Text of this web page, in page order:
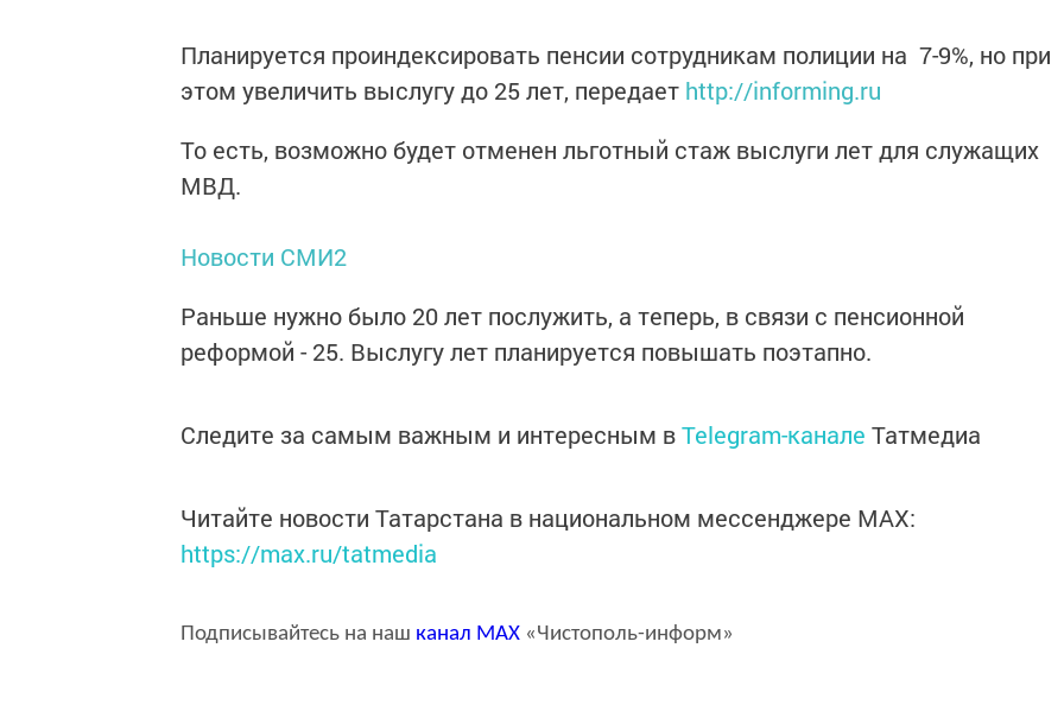
Планируется проиндексировать пенсии сотрудникам полиции на 7-9%, но при
этом увеличить выслугу до 25 лет, передает http://informing.ru
То есть, возможно будет отменен льготный стаж выслуги лет для служащих
МВД.
Новости СМИ2
Раньше нужно было 20 лет послужить, а теперь, в связи с пенсионной
реформой - 25. Выслугу лет планируется повышать поэтапно.
Следите за самым важным и интересным вTelegram-канале Татмедиа
Читайте новости Татарстана в национальном мессенджере MАХ:
https://max.ru/tatmedia
Подписывайтесь на наш канал MAX «Чистополь-информ»